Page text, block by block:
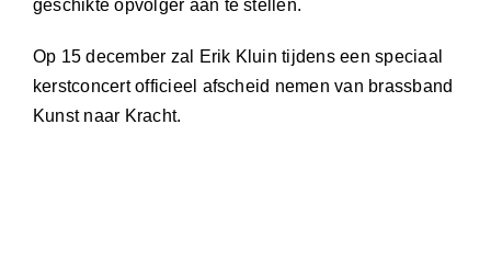
geschikte opvolger aan te stellen.
Op 15 december zal Erik Kluin tijdens een speciaal
kerstconcert officieel afscheid nemen van brassband
Kunst naar Kracht.